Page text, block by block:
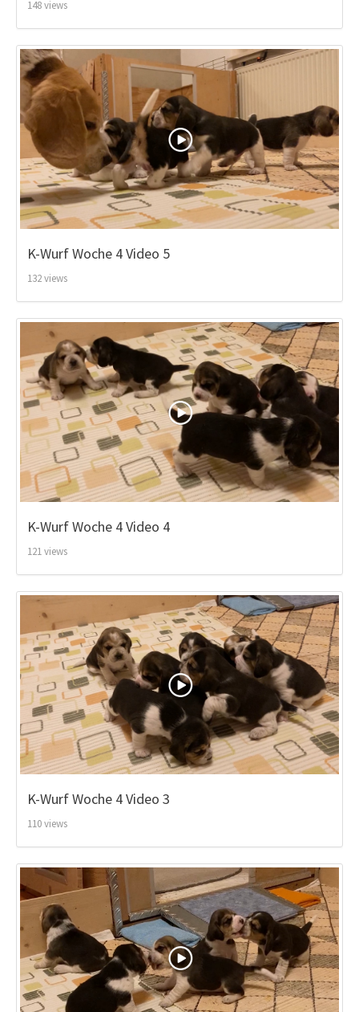
148 views
K-Wurf Woche 4 Video 5
132 views
K-Wurf Woche 4 Video 4
121 views
K-Wurf Woche 4 Video 3
110 views